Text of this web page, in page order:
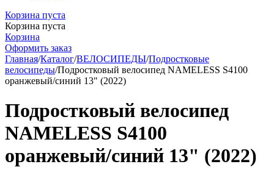
Корзина пуста
Корзина пуста
Корзина
Оформить заказ
Главная/Каталог/ВЕЛОСИПЕДЫ/Подростковые
велосипеды/Подростковый велосипед NAMELESS S4100
оранжевый/синий 13" (2022)
Подростковый велосипед
NAMELESS S4100
оранжевый/синий 13" (2022)